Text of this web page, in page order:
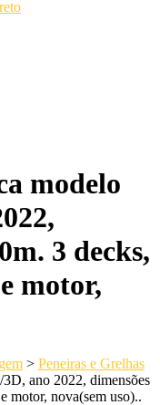
modelo
3 decks,
motor,
> Peneiras e Grelhas
ano 2022, dimensões
motor, nova(sem uso)..